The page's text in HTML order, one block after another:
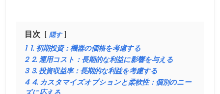
目次 隠す
1 1. 初期投資：機器の価格を考慮する
2 2. 運用コスト：長期的な利益に影響を与える
3 3. 投資収益率：長期的な利益を考慮する
4 4. カスタマイズオプションと柔軟性：個別のニー